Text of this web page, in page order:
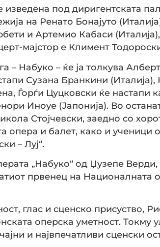
изведена под диригентската
на Ренато Бонајуто
и Артемио Кабаси
мајстор е Климент
– Набуко – ќе ја толкува
Сузана Бранкини (Италија),
Ѓорѓи Цуцковски ќе настапи
Иноуе (Јапонија). Во
Стојчевски, заедно со
опера и балет, како и
– Луј“.
„Набуко“ од Џузепе
првенец на Националната
глас и сценско присуство,
оперска уметност. Токму
и највпечатливи сценски